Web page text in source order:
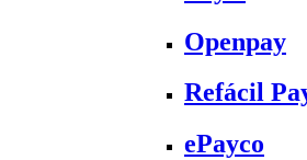
Openpay
Refácil
ePayco